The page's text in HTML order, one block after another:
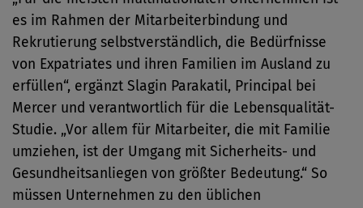
es im Rahmen der Mitarbeiterbindung und
Rekrutierung selbstverständlich, die Bedürfnisse
von Expatriates und ihren Familien im Ausland zu
erfüllen“, ergänzt Slagin Parakatil, Principal bei
Mercer und verantwortlich für die Lebensqualität-
Studie. „Vor allem für Mitarbeiter, die mit Familie
umziehen, ist der Umgang mit Sicherheits- und
Gesundheitsanliegen von größter Bedeutung.“ So
müssen Unternehmen zu den üblichen